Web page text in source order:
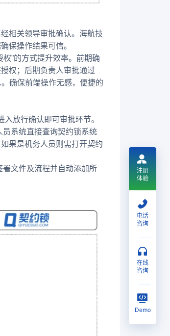
相关领导审批确认。海航技
保操作结果可信。
权”的方式提升效率。前期确
权；后期负责人审批通过
确保前端操作无感，便捷的
放行确认即可审批环节。
系统直接查询契约锁系统
果是机务人员则需打开契约
文件及流程并自动添加所
注册
体验
电话
咨询
在线
咨询
Demo